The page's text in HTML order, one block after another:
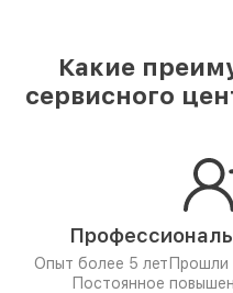
Какие
сервисного
Опыт более 5 лет Прошли
Постоянное